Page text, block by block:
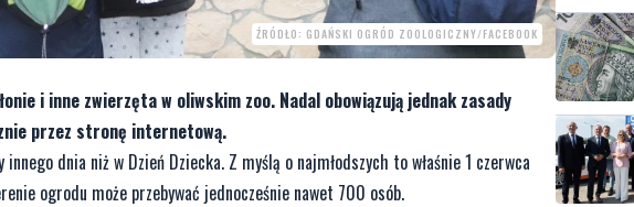
ŹRÓDŁO: GDAŃSKI OGRÓD ZOOLOGICZNY/FACEBOOK
i inne zwierzęta w oliwskim zoo. Nadal obowiązują jednak zasady
przez stronę internetową.
dnia niż w Dzień Dziecka. Z myślą o najmłodszych to właśnie 1 czerwca
ogrodu może przebywać jednocześnie nawet 700 osób.